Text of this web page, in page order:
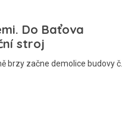
Do Baťova
stroj
brzy začne demolice budovy č.